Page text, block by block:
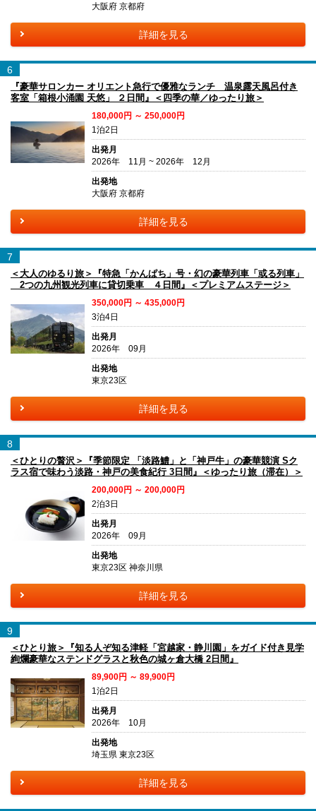
大阪府 京都府
詳細を見る
6
『豪華サロンカー オリエント急行で優雅なランチ 温泉露天風呂付き
客室「箱根小涌園 天悠」 ２日間』＜四季の華／ゆったり旅＞
180,000円 ～ 250,000円
1泊2日
出発月
2026年 11月 ~ 2026年 12月
出発地
大阪府 京都府
詳細を見る
7
＜大人のゆるり旅＞『特急「かんぱち」号・幻の豪華列車「或る列車」
2つの九州観光列車に貸切乗車 ４日間』＜プレミアムステージ＞
350,000円 ～ 435,000円
3泊4日
出発月
2026年 09月
出発地
東京23区
詳細を見る
8
＜ひとりの贅沢＞『季節限定 「淡路鱧」と「神戸牛」の豪華競演 Sク
ラス宿で味わう淡路・神戸の美食紀行 3日間』＜ゆったり旅（滞在）＞
200,000円 ～ 200,000円
2泊3日
出発月
2026年 09月
出発地
東京23区 神奈川県
詳細を見る
9
＜ひとり旅＞『知る人ぞ知る津軽「宮越家・静川園」をガイド付き見学
絢爛豪華なステンドグラスと秋色の城ヶ倉大橋 2日間』
89,900円 ～ 89,900円
1泊2日
出発月
2026年 10月
出発地
埼玉県 東京23区
詳細を見る